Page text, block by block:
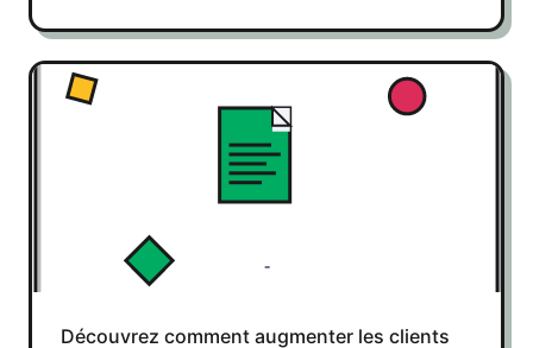
Découvrez comment augmenter les clients